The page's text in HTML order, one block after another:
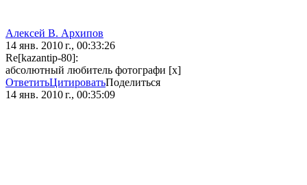
Алексей В. Архипов
14 янв. 2010 г., 00:33:26
Re[kazantip-80]:
абсолютный любитель фотографи [x]
ОтветитьЦитироватьПоделиться
14 янв. 2010 г., 00:35:09